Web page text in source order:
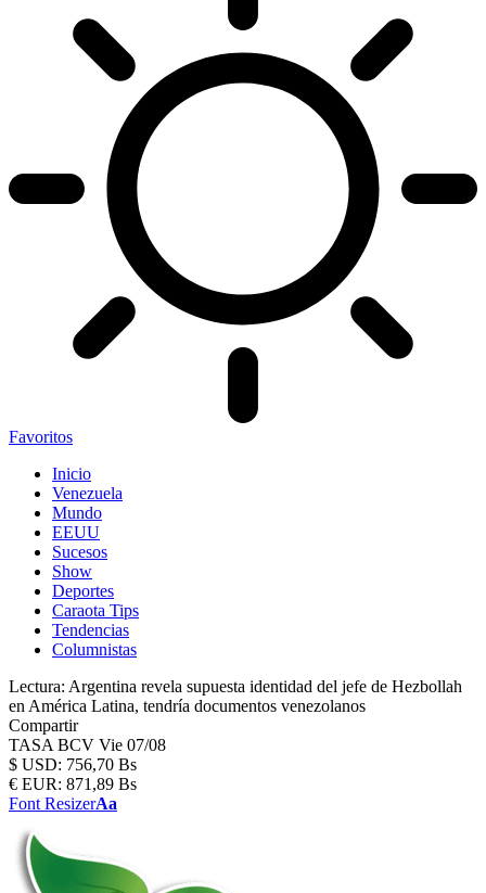
Favoritos
Inicio
Venezuela
Mundo
EEUU
Sucesos
Show
Deportes
Caraota Tips
Tendencias
Columnistas
Lectura: Argentina revela supuesta identidad del jefe de Hezbollah
en América Latina, tendría documentos venezolanos
Compartir
TASA BCV Vie 07/08
$ USD: 756,70 Bs
€ EUR: 871,89 Bs
Font ResizerAa